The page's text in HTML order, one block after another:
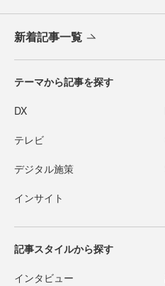
新着記事一覧
テーマから記事を探す
DX
テレビ
デジタル施策
インサイト
記事スタイルから探す
インタビュー